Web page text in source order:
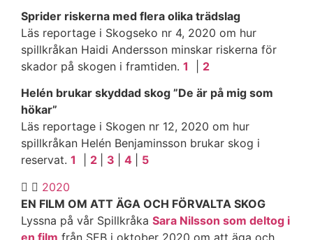
Sprider riskerna med flera olika trädslag
Läs reportage i Skogseko nr 4, 2020 om hur
spillkråkan Haidi Andersson minskar riskerna för
skador på skogen i framtiden. 1
2
Helén brukar skyddad skog ”De är på mig som
hökar”
Läs reportage i Skogen nr 12, 2020 om hur
spillkråkan Helén Benjaminsson brukar skog i
reservat. 1 2 3 4
5
2020
EN FILM OM ATT ÄGA OCH FÖRVALTA SKOG
Lyssna på vår Spillkråka Sara Nilsson som deltog i
en film från SEB i oktober 2020 om att äga och